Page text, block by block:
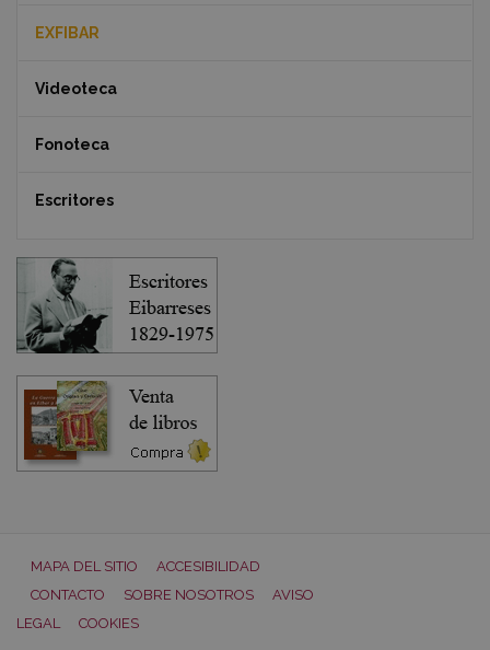
EXFIBAR
Videoteca
Fonoteca
Escritores
MAPA DEL SITIO
ACCESIBILIDAD
CONTACTO
SOBRE NOSOTROS
AVISO
LEGAL
COOKIES